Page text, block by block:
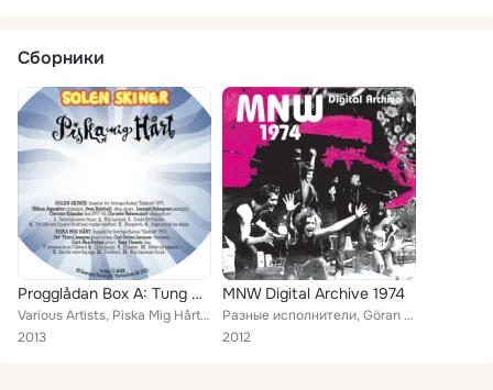
Сборники
Progglådan Box A: Tung Rock & Blues
Various Artists, Piska Mig Hårt, Solen Skiner
2013
MNW Digital Archive 1974
Разные исполнители, Göran Persson, Mobben, Blå Tåget, Nynningen, Nationalteatern, Björn Afzelius, Tjejclown, Piska mig hårt
2012